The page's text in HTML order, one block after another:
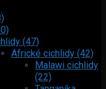
(47)
Africké cichlidy (42)
Malawi cichlidy
(22)